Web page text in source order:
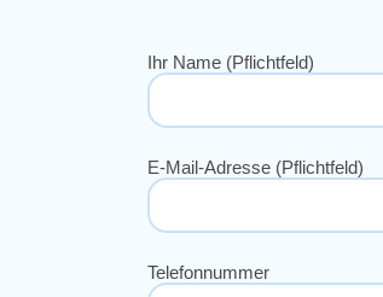
Ihr Name (Pflichtfeld)
E-Mail-Adresse (Pflichtfeld)
Telefonnummer